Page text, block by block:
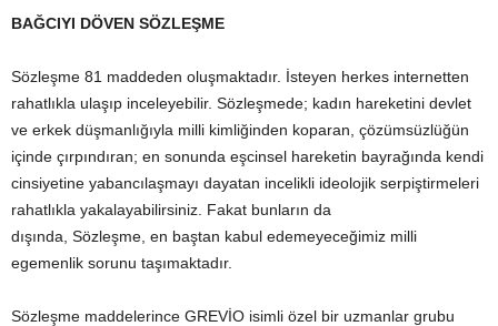
BAĞCIYI DÖVEN SÖZLEŞME
Sözleşme 81 maddeden oluşmaktadır. İsteyen herkes internetten
rahatlıkla ulaşıp inceleyebilir. Sözleşmede; kadın hareketini devlet
ve erkek düşmanlığıyla milli kimliğinden koparan, çözümsüzlüğün
içinde çırpındıran; en sonunda eşcinsel hareketin bayrağında kendi
cinsiyetine yabancılaşmayı dayatan incelikli ideolojik serpiştirmeleri
rahatlıkla yakalayabilirsiniz. Fakat bunların da
dışında, Sözleşme, en baştan kabul edemeyeceğimiz milli
egemenlik sorunu taşımaktadır.
Sözleşme maddelerince GREVİO isimli özel bir uzmanlar grubu